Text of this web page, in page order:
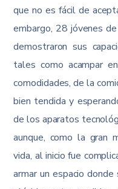
que no es fácil de
embargo, 28 jóvenes
demostraron sus
tales como acampar
comodidades, de la
bien tendida y
de los aparatos
aunque, como la gran
vida, al inicio fue
armar un espacio